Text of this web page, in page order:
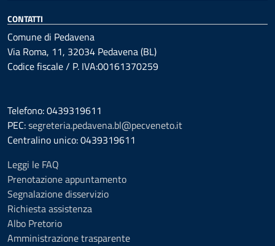
CONTATTI
Comune di Pedavena
Via Roma, 11, 32034 Pedavena (BL)
Codice fiscale / P. IVA:00161370259
Telefono: 0439319611
PEC:segreteria.pedavena.bl@pecveneto.it
Centralino unico: 0439319611
Leggi le FAQ
Prenotazione appuntamento
Segnalazione disservizio
Richiesta assistenza
Albo Pretorio
Amministrazione trasparente